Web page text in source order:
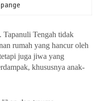
Tapanuli Tengah tidak
rumah yang hancur oleh
juga jiwa yang
khususnya anak-